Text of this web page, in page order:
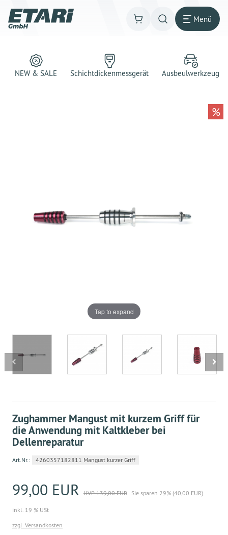
Menü
NEW & SALE Schichtdickenmessgerät Ausbeulwerkzeug
Tap to expand
%
Zughammer Mangust mit kurzem Griff für
die Anwendung mit Kaltkleber bei
Dellenreparatur
Art.Nr.: 4260357182811 Mangust kurzer Griff
99,00 EUR UVP 139,00 EUR Sie sparen 29% (40,00 EUR)
inkl. 19 % USt
zzgl. Versandkosten